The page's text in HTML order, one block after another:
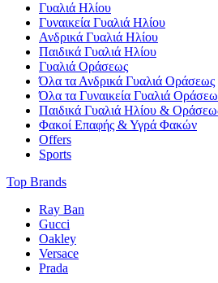
Γυαλιά Ηλίου
Γυναικεία Γυαλιά Ηλίου
Ανδρικά Γυαλιά Ηλίου
Παιδικά Γυαλιά Ηλίου
Γυαλιά Οράσεως
Όλα τα Ανδρικά Γυαλιά Οράσεως
Όλα τα Γυναικεία Γυαλιά
Παιδικά Γυαλιά Ηλίου &
Φακοί Επαφής & Υγρά Φακών
Offers
Sports
Top Brands
Ray Ban
Gucci
Oakley
Versace
Prada